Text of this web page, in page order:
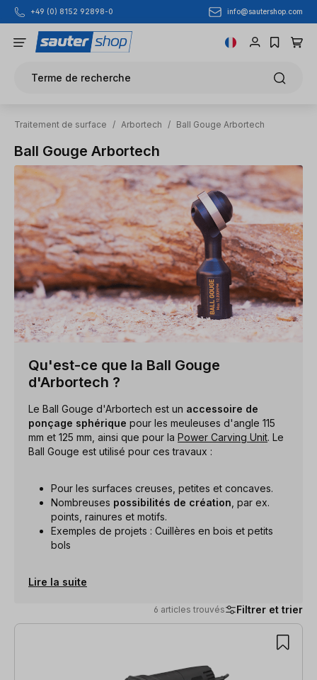
Passer au contenu principal
+49 (0) 8152 92898-0 info@sautershop.com
Terme de recherche
Traitement de surface / Arbortech / Ball Gouge Arbortech
Ball Gouge Arbortech
Qu'est-ce que la Ball Gouge
d'Arbortech ?
Le Ball Gouge d'Arbortech est un accessoire de
ponçage sphérique pour les meuleuses d'angle 115
mm et 125 mm, ainsi que pour la Power Carving Unit. Le
Ball Gouge est utilisé pour ces travaux :
Pour les surfaces creuses, petites et concaves.
Nombreuses possibilités de création , par ex.
points, rainures et motifs.
Exemples de projets : Cuillères en bois et petits
bols
Lire la suite
6 articles trouvés Filtrer et trier
6 articles trouvés